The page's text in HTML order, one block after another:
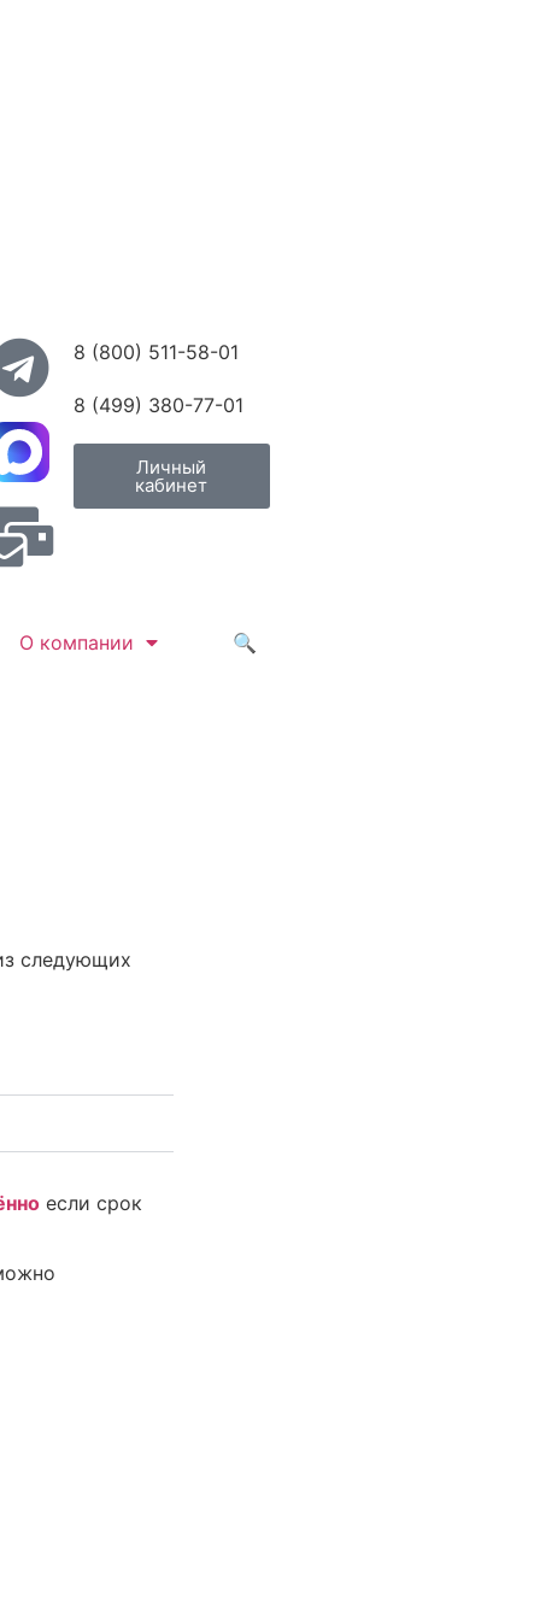
8 (800) 511-58-01
8 (499) 380-77-01
Личный
кабинет
О компании 🔍
следующих
если срок